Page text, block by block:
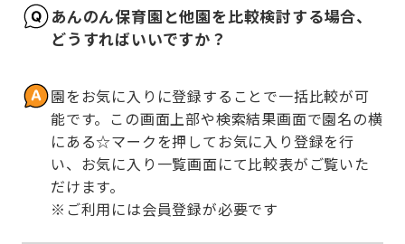
あんのん保育園と他園を比較検討する場合、
どうすればいいですか？
園をお気に入りに登録することで一括比較が可
能です。この画面上部や検索結果画面で園名の横
にある☆マークを押してお気に入り登録を行
い、お気に入り一覧画面にて比較表がご覧いた
だけます。
※ご利用には会員登録が必要です